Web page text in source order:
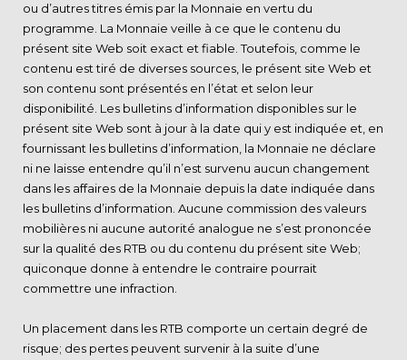
ou d’autres titres émis par la Monnaie en vertu du
programme. La Monnaie veille à ce que le contenu du
présent site Web soit exact et fiable. Toutefois, comme le
contenu est tiré de diverses sources, le présent site Web et
son contenu sont présentés en l’état et selon leur
disponibilité. Les bulletins d’information disponibles sur le
présent site Web sont à jour à la date qui y est indiquée et, en
fournissant les bulletins d’information, la Monnaie ne déclare
ni ne laisse entendre qu’il n’est survenu aucun changement
dans les affaires de la Monnaie depuis la date indiquée dans
les bulletins d’information. Aucune commission des valeurs
mobilières ni aucune autorité analogue ne s’est prononcée
sur la qualité des RTB ou du contenu du présent site Web;
quiconque donne à entendre le contraire pourrait
commettre une infraction.
Un placement dans les RTB comporte un certain degré de
risque; des pertes peuvent survenir à la suite d’une